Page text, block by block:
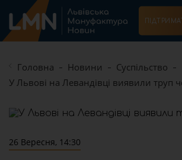
Головна Новини
Суспільство
У Львові на Левандівці виявили труп
26 Вересня, 14:30